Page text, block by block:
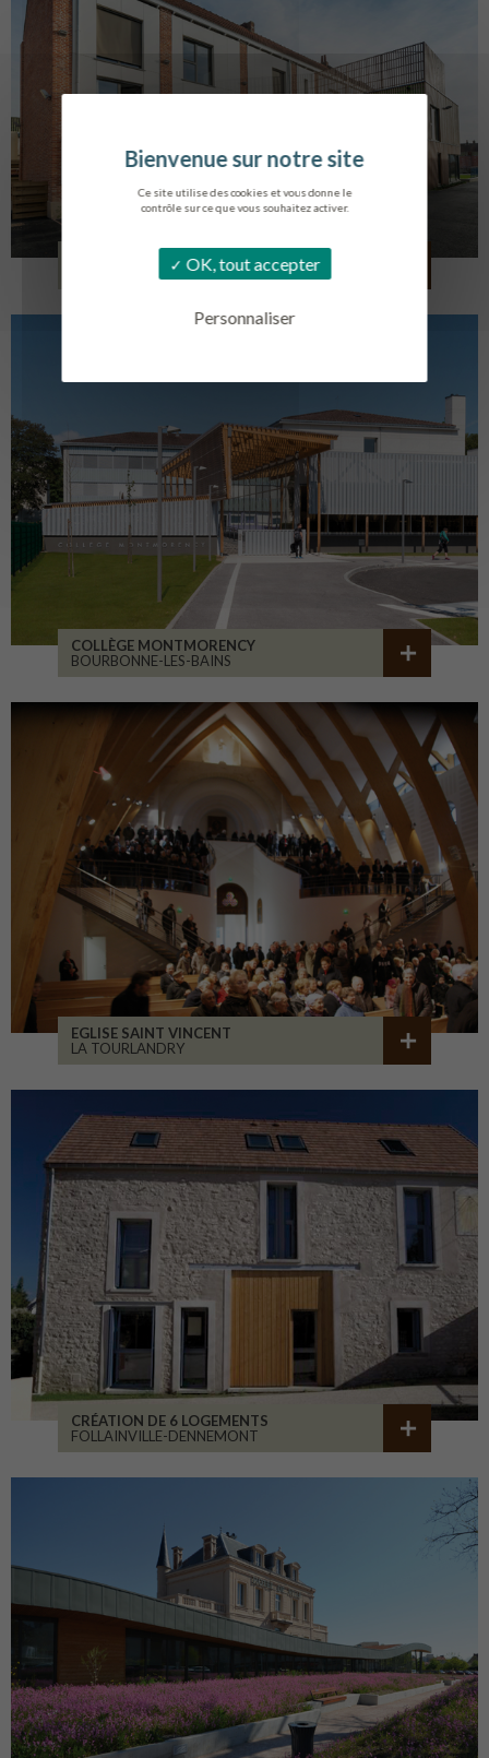
Ce site utilise des cookies et vous donne le
contrôle sur ce que vous souhaitez activer.
OK, tout accepter
Personnaliser
LOG. JEUNES TRAVAILLEURS
COLLÈGE MONTMORENCY
BOURBONNE-LES-BAINS
EGLISE SAINT VINCENT
LA TOURLANDRY
CRÉATION DE 6 LOGEMENTS
FOLLAINVILLE-DENNEMONT